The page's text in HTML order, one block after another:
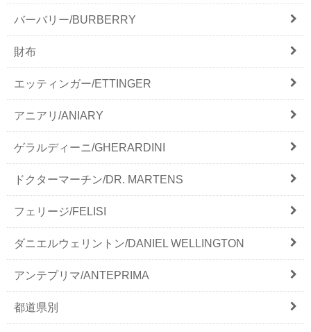
バーバリー/BURBERRY
財布
エッティンガー/ETTINGER
アニアリ/ANIARY
ゲラルディーニ/GHERARDINI
ドクターマーチン/DR. MARTENS
フェリージ/FELISI
ダニエルウェリントン/DANIEL WELLINGTON
アンテプリマ/ANTEPRIMA
都道県別